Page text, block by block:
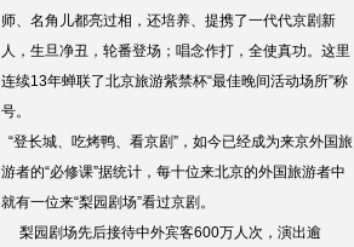
师、名角儿都亮过相，还培养、提携了一代代京剧新
人，生旦净丑，轮番登场；唱念作打，全使真功。这里
连续13年蝉联了北京旅游紫禁杯“最佳晚间活动场所”称
号。
“登长城、吃烤鸭、看京剧”，如今已经成为来京外国旅
游者的“必修课”据统计，每十位来北京的外国旅游者中
就有一位来“梨园剧场”看过京剧。
梨园剧场先后接待中外宾客600万人次，演出逾